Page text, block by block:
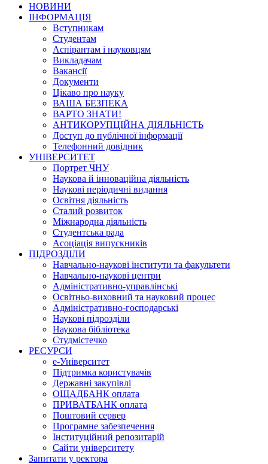
НОВИНИ
ІНФОРМАЦІЯ
Вступникам
Студентам
Аспірантам і науковцям
Викладачам
Вакансії
Документи
Цікаво про науку
ВАША БЕЗПЕКА
ВАРТО ЗНАТИ!
АНТИКОРУПЦІЙНА ДІЯЛЬНІСТЬ
Доступ до публічної інформації
Телефонний довідник
УНІВЕРСИТЕТ
Портрет ЧНУ
Наукова й інноваційна діяльність
Наукові періодичні видання
Освітня діяльність
Сталий розвиток
Міжнародна діяльність
Студентська рада
Асоціація випускників
ПІДРОЗДІЛИ
Навчально-наукові інститути та факультети
Навчально-наукові центри
Адміністративно-управлінські
Освітньо-виховний та науковий процес
Адміністративно-господарські
Наукові підрозділи
Наукова бібліотека
Студмістечко
РЕСУРСИ
е-Університет
Підтримка користувачів
Державні закупівлі
ОЩАДБАНК оплата
ПРИВАТБАНК оплата
Поштовий сервер
Програмне забезпечення
Інституційний репозитарій
Сайти університету
Запитати у ректора